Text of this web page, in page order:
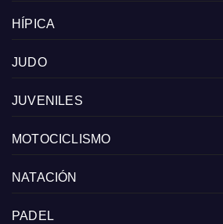
HÍPICA
JUDO
JUVENILES
MOTOCICLISMO
NATACIÓN
PADEL